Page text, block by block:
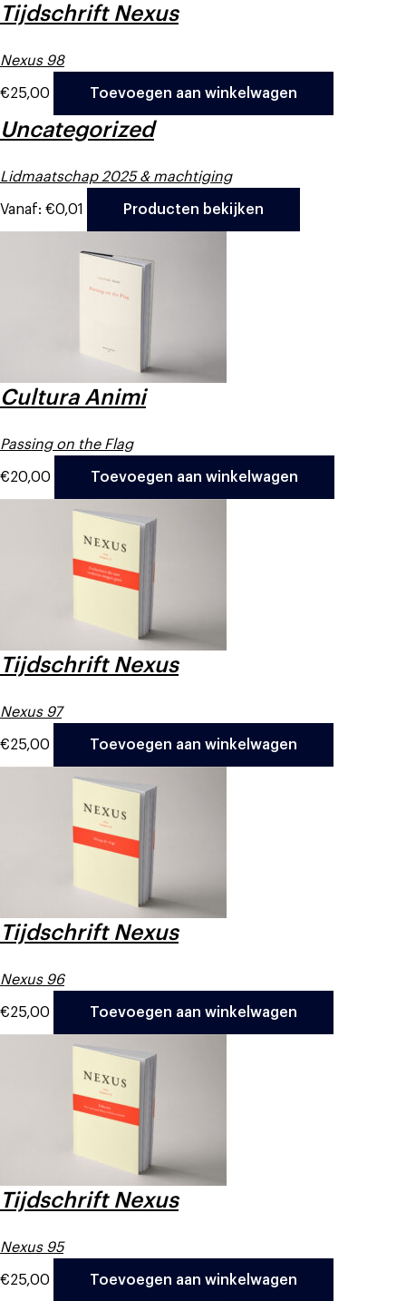
Tijdschrift Nexus
Nexus 98
€25,00 Toevoegen aan winkelwagen
Uncategorized
Lidmaatschap 2025 & machtiging
Vanaf: €0,01 Producten bekijken
Cultura Animi
Passing on the Flag
€20,00 Toevoegen aan winkelwagen
Tijdschrift Nexus
Nexus 97
€25,00 Toevoegen aan winkelwagen
Tijdschrift Nexus
Nexus 96
€25,00 Toevoegen aan winkelwagen
Tijdschrift Nexus
Nexus 95
€25,00 Toevoegen aan winkelwagen